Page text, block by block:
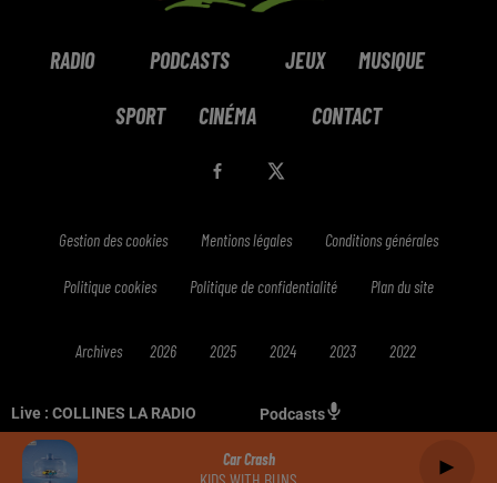
Live : COLLINES LA RADIO Podcasts
Car Crash
KIDS WITH BUNS
RADIO PODCASTS JEUX MUSIQUE
SPORT CINÉMA CONTACT
Gestion des cookies Mentions légales Conditions générales
Politique cookies Politique de confidentialité Plan du site
Archives 2026 2025 2024 2023 2022